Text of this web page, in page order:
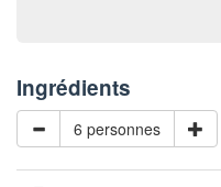
Ingrédients
6 personnes